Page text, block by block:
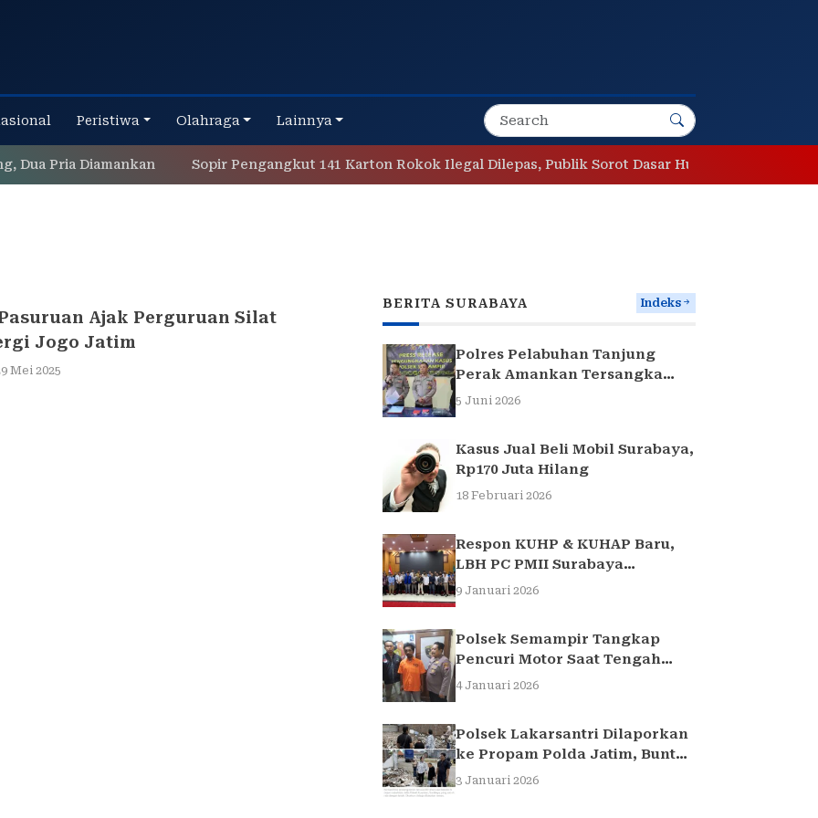
Peristiwa Olahraga Lainnya
Pria Diamankan Sopir Pengangkut 141 Karton Rokok Ilegal Dilepas, Publik Sorot Dasar Hukum Bea Cukai Juanda
Ajak Perguruan Silat
Jogo Jatim
Mei 2025
BERITA SURABAYA Indeks
Polres Pelabuhan Tanjung
Perak Amankan Tersangka
Pencuri Komponen Traffic
5 Juni 2026
Kasus Jual Beli Mobil Surabaya,
Rp170 Juta Hilang
18 Februari 2026
Respon KUHP & KUHAP Baru,
LBH PC PMII Surabaya
Selenggarakan Sarasehan
9 Januari 2026
Polsek Semampir Tangkap
Pencuri Motor Saat Tengah
Jadi Amuk Massa
4 Januari 2026
Polsek Lakarsantri Dilaporkan
ke Propam Polda Jatim, Buntut
Kasus Nenek Elina
3 Januari 2026